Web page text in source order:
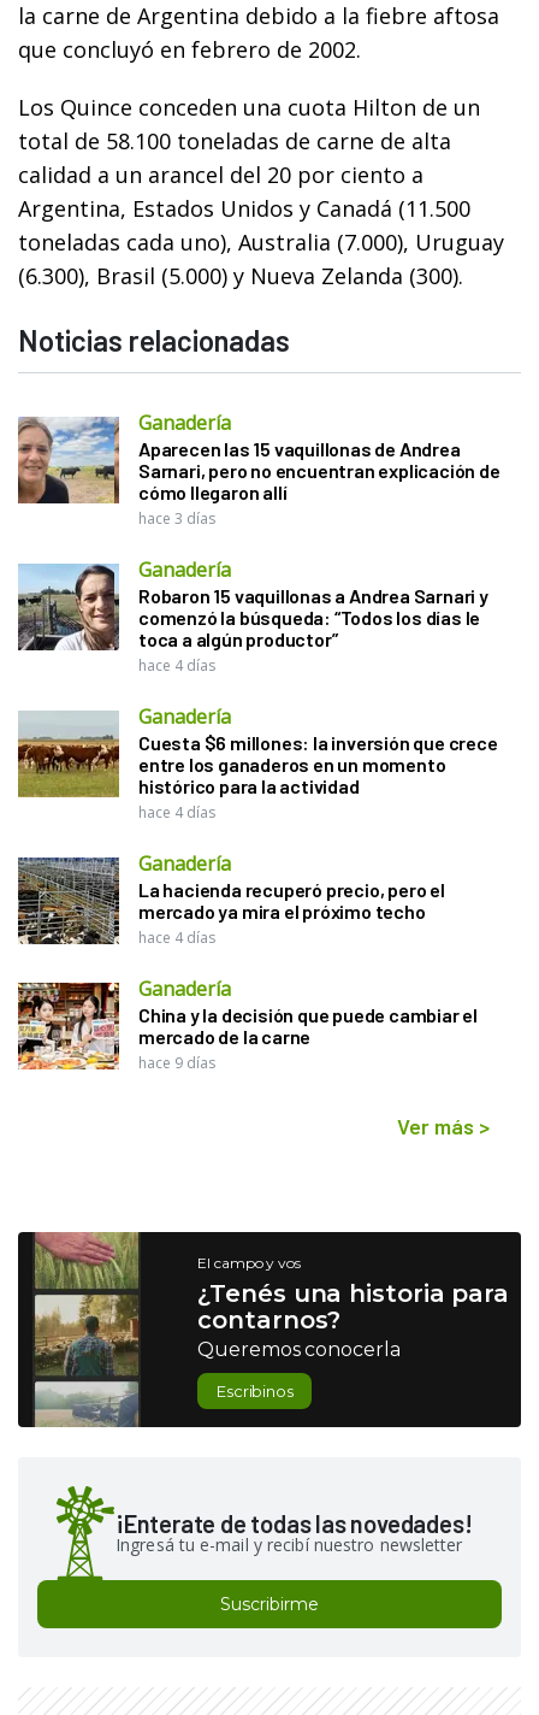
la carne de Argentina debido a la fiebre aftosa
que concluyó en febrero de 2002.
Los Quince conceden una cuota Hilton de un
total de 58.100 toneladas de carne de alta
calidad a un arancel del 20 por ciento a
Argentina, Estados Unidos y Canadá (11.500
toneladas cada uno), Australia (7.000), Uruguay
(6.300), Brasil (5.000) y Nueva Zelanda (300).
Noticias relacionadas
Ganadería
Aparecen las 15 vaquillonas de Andrea
Sarnari, pero no encuentran explicación de
cómo llegaron allí
hace 3 días
Ganadería
Robaron 15 vaquillonas a Andrea Sarnari y
comenzó la búsqueda: “Todos los días le
toca a algún productor”
hace 4 días
Ganadería
Cuesta $6 millones: la inversión que crece
entre los ganaderos en un momento
histórico para la actividad
hace 4 días
Ganadería
La hacienda recuperó precio, pero el
mercado ya mira el próximo techo
hace 4 días
Ganadería
China y la decisión que puede cambiar el
mercado de la carne
hace 9 días
Ver más >
El campo y vos
¿Tenés una historia para
contarnos?
Queremos conocerla
Escribinos
¡Enterate de todas las novedades!
Ingresá tu e-mail y recibí nuestro newsletter
Suscribirme